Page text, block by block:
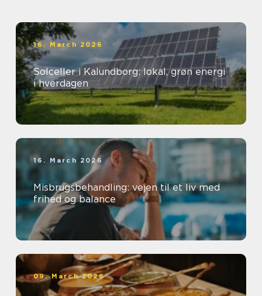
16. March 2026
Solceller i Kalundborg: lokal, grøn energi
i hverdagen
16. March 2026
Misbrugsbehandling: vejen til et liv med
frihed og balance
09. March 2026